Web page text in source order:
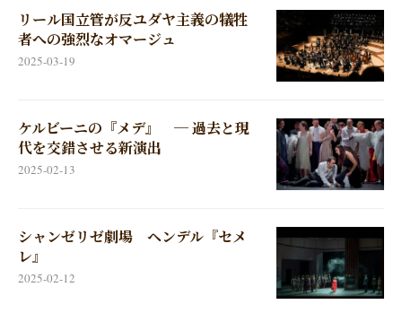
リール国立管が反ユダヤ主義の犠牲
者への強烈なオマージュ
2025-03-19
ケルビーニの『メデ』 ─ 過去と現
代を交錯させる新演出
2025-02-13
シャンゼリゼ劇場 ヘンデル『セメ
レ』
2025-02-12